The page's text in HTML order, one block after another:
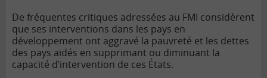
De fréquentes critiques adressées au FMI considèrent
que ses interventions dans les pays en
développement ont aggravé la pauvreté et les dettes
des pays aidés en supprimant ou diminuant la
capacité d’intervention de ces États.